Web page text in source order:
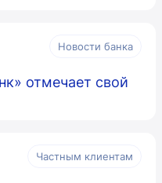
Новости банка
отмечает свой
Частным клиентам